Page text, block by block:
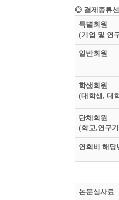
◎ 결제종류
특별회원
(기업 및 연
일반회원
학생회원
(대학생, 대
단체회원
(학교,연구
연회비 해당
논문심사료